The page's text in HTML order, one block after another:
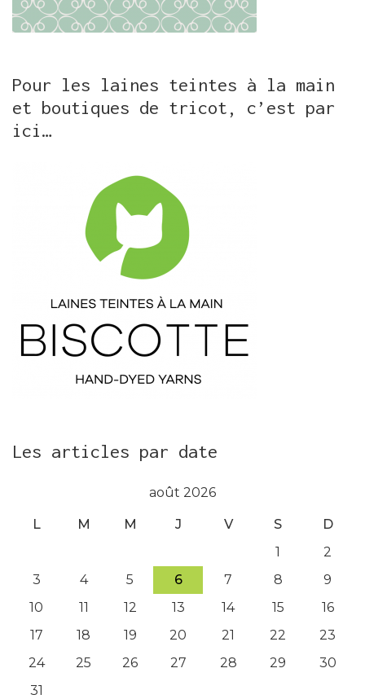
Pour les laines teintes à la main
et boutiques de tricot, c’est par
ici…
Les articles par date
août 2026
L M M J V S
D
1
2
3
4 5 6 7 8
9
10
11 12 13 14 15
16
17
18 19 20 21 22
23
24
25 26 27 28 29
30
31